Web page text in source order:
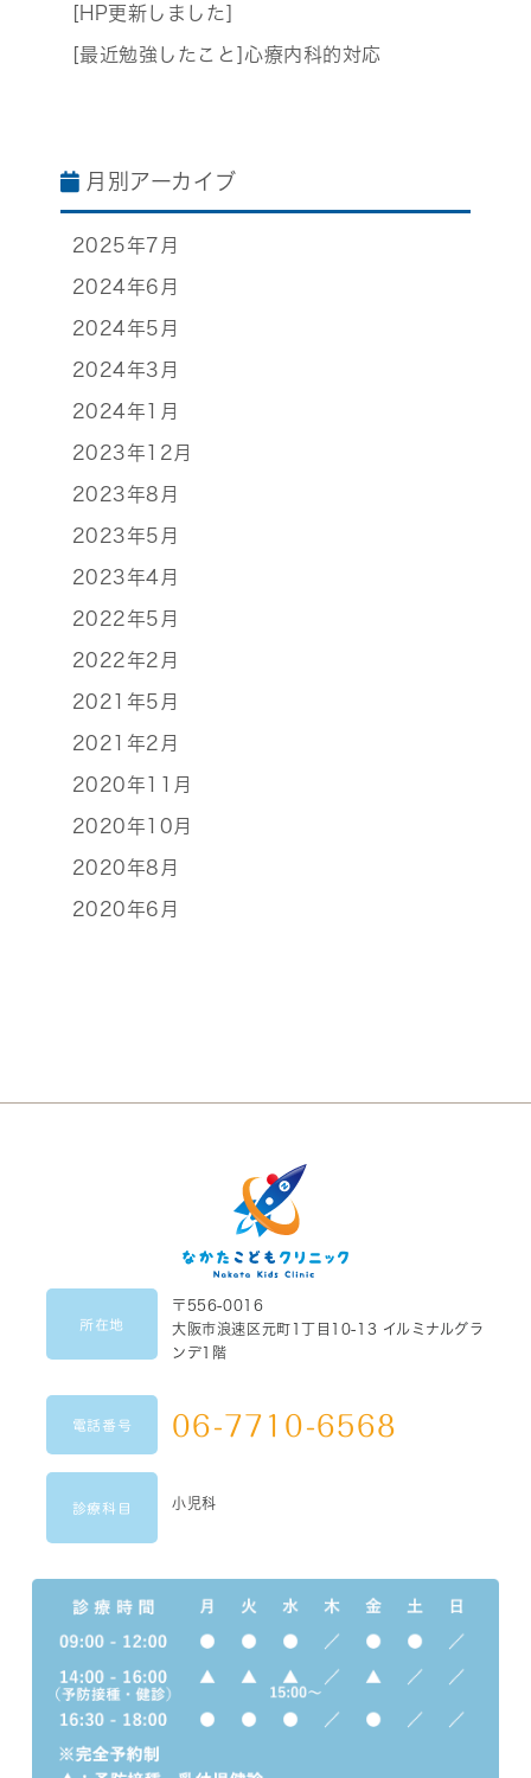
[HP更新しました]
[最近勉強したこと]心療内科的対応
月別アーカイブ
2025年7月
2024年6月
2024年5月
2024年3月
2024年1月
2023年12月
2023年8月
2023年5月
2023年4月
2022年5月
2022年2月
2021年5月
2021年2月
2020年11月
2020年10月
2020年8月
2020年6月
所在地
〒556-0016
大阪市浪速区元町1丁目10-13 イルミナルグラ
ンデ1階
電話番号 06-7710-6568
診療科目 小児科